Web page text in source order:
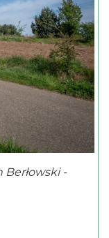
Berłowski -